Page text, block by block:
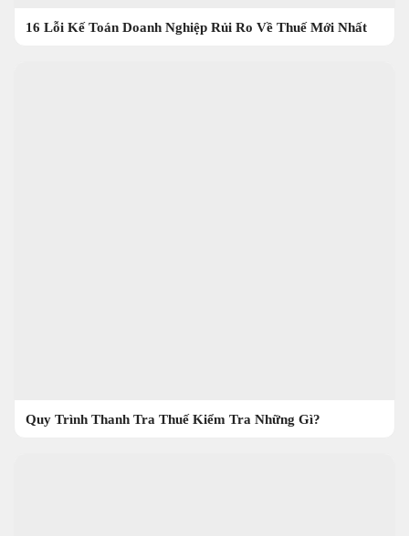
16 Lỗi Kế Toán Doanh Nghiệp Rủi Ro Về Thuế Mới Nhất
Quy Trình Thanh Tra Thuế Kiểm Tra Những Gì?